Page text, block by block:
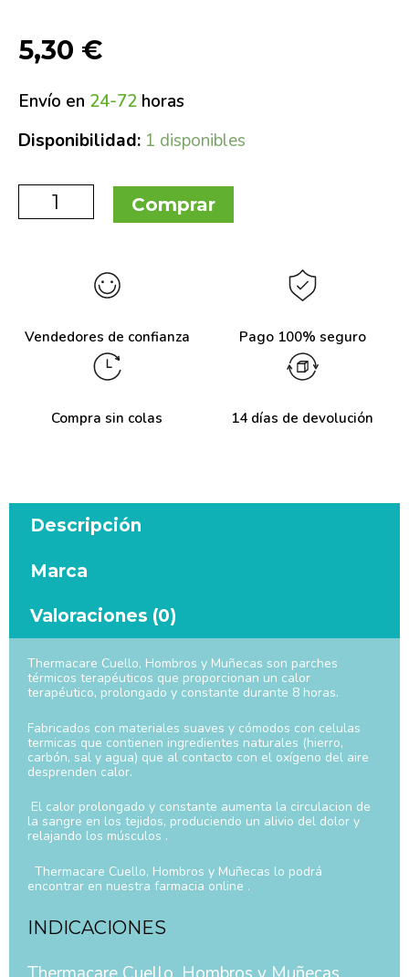
5,30 €
Envío en 24-72 horas
Disponibilidad: 1 disponibles
Comprar
Vendedores de confianza Pago 100% seguro
Compra sin colas 14 días de devolución
Descripción
Marca
Valoraciones (0)
Thermacare Cuello, Hombros y Muñecas son parches
térmicos terapéuticos que proporcionan un calor
terapéutico, prolongado y constante durante 8 horas.
Fabricados con materiales suaves y cómodos con celulas
termicas que contienen ingredientes naturales (hierro,
carbón, sal y agua) que al contacto con el oxígeno del aire
desprenden calor.
El calor prolongado y constante aumenta la circulacion de
la sangre en los tejidos, produciendo un alivio del dolor y
relajando los músculos .
Thermacare Cuello, Hombros y Muñecas lo podrá
encontrar en nuestra farmacia online .
INDICACIONES